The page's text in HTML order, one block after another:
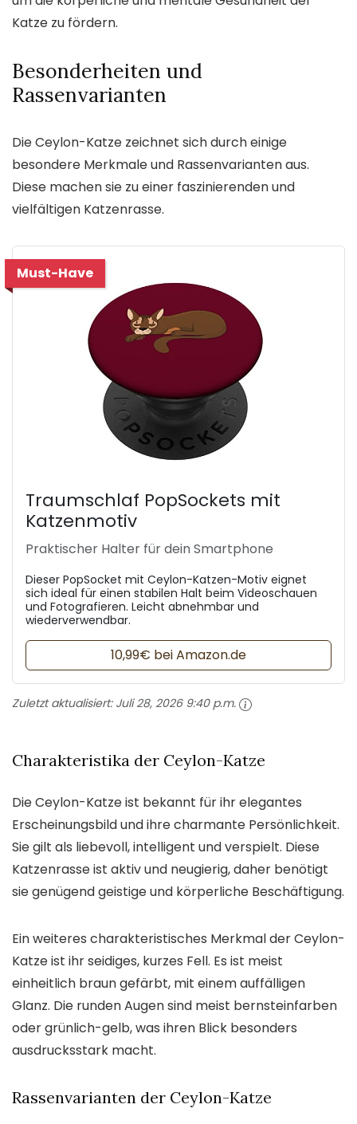
Katze zu fördern.
Besonderheiten und
Rassenvarianten
Die Ceylon-Katze zeichnet sich durch einige
besondere Merkmale und Rassenvarianten aus.
Diese machen sie zu einer faszinierenden und
vielfältigen Katzenrasse.
Must-Have
Traumschlaf PopSockets mit
Katzenmotiv
Praktischer Halter für dein Smartphone
Dieser PopSocket mit Ceylon-Katzen-Motiv eignet
sich ideal für einen stabilen Halt beim Videoschauen
und Fotografieren. Leicht abnehmbar und
wiederverwendbar.
10,99€ bei Amazon.de
Zuletzt aktualisiert: Juli 28, 2026 9:40 p.m.
Charakteristika der Ceylon-Katze
Die Ceylon-Katze ist bekannt für ihr elegantes
Erscheinungsbild und ihre charmante Persönlichkeit.
Sie gilt als liebevoll, intelligent und verspielt. Diese
Katzenrasse ist aktiv und neugierig, daher benötigt
sie genügend geistige und körperliche Beschäftigung.
Ein weiteres charakteristisches Merkmal der Ceylon-
Katze ist ihr seidiges, kurzes Fell. Es ist meist
einheitlich braun gefärbt, mit einem auffälligen
Glanz. Die runden Augen sind meist bernsteinfarben
oder grünlich-gelb, was ihren Blick besonders
ausdrucksstark macht.
Rassenvarianten der Ceylon-Katze